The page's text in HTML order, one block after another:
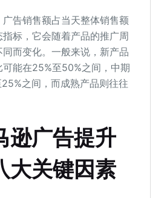
告销售额占当天整体销售额
标，它会随着产品的推广周
而变化。一般来说，新产品
能在25%至50%之间，中期
之间，而成熟产品则往往
逊广告提升
大关键因素